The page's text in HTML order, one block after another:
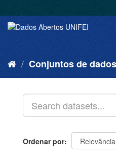
Conjuntos de dados
Ordenar por